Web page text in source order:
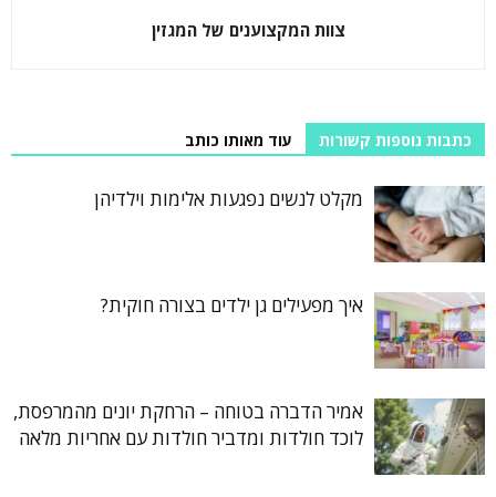
צוות המקצוענים של המגזין
כתבות נוספות קשורות עוד מאותו כותב
מקלט לנשים נפגעות אלימות וילדיהן
איך מפעילים גן ילדים בצורה חוקית?
אמיר הדברה בטוחה – הרחקת יונים מהמרפסת,
לוכד חולדות ומדביר חולדות עם אחריות מלאה